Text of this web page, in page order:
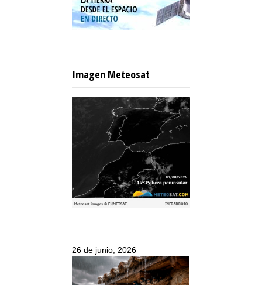
Imagen Meteosat
26 de junio, 2026